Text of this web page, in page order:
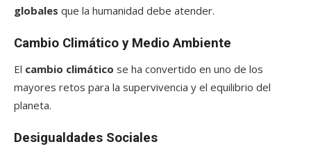
globales que la humanidad debe atender.
Cambio Climático y Medio Ambiente
El cambio climático se ha convertido en uno de los
mayores retos para la supervivencia y el equilibrio del
planeta.
Desigualdades Sociales